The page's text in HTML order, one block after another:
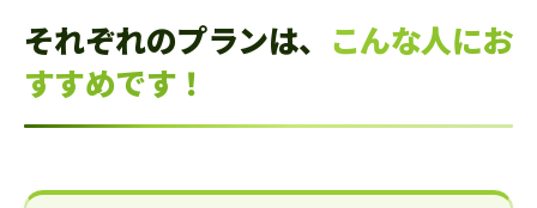
それぞれのプランは、 こんな人にお
すすめです！